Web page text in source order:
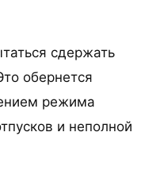
сдержать
обернется
режима
и неполной